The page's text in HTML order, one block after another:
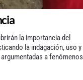
la importancia del
la indagación, uso y
a fenómenos